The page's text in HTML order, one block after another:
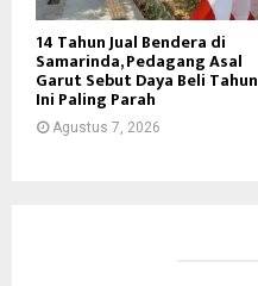
14 Tahun Jual Bendera di
Samarinda, Pedagang Asal
Garut Sebut Daya Beli Tahun
Ini Paling Parah
Agustus 7, 2026